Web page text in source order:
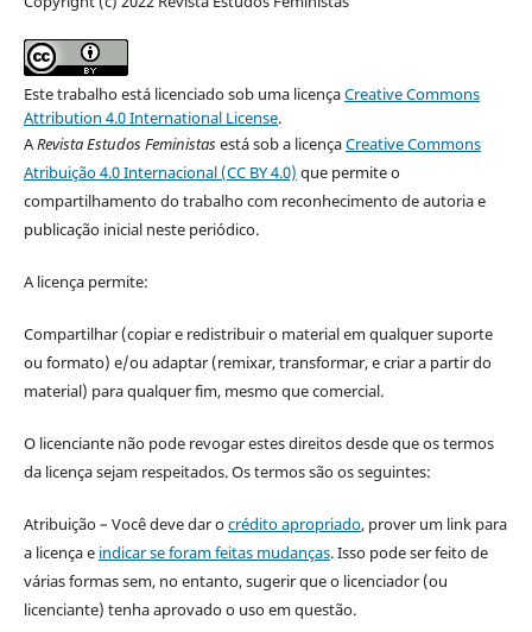
Este trabalho está licenciado sob uma licençaCreative Commons
Attribution 4.0 International License.
ARevista Estudos Feministasestá sob a licençaCreative Commons
Atribuição 4.0 Internacional (CC BY 4.0) que permite o
compartilhamento do trabalho com reconhecimento de autoria e
publicação inicial neste periódico.
A licença permite:
Compartilhar (copiar e redistribuir o material em qualquer suporte
ou formato) e/ou adaptar (remixar, transformar, e criar a partir do
material) para qualquer fim, mesmo que comercial.
O licenciante não pode revogar estes direitos desde que os termos
da licença sejam respeitados. Os termos são os seguintes:
Atribuição – Você deve dar ocrédito apropriado, prover um link para
a licença e indicar se foram feitas mudanças. Isso pode ser feito de
várias formas sem, no entanto, sugerir que o licenciador (ou
licenciante) tenha aprovado o uso em questão.